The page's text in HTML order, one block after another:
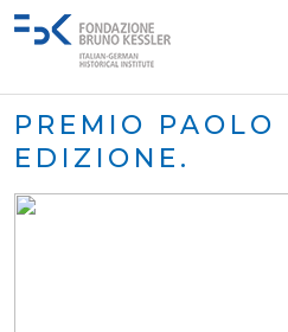
PREMIO
EDIZIONE.